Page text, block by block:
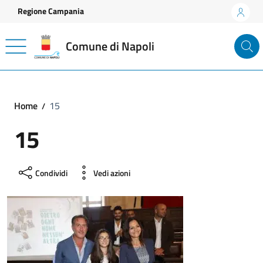
Vai ai contenuti
Vai al footer
Regione Campania
Comune di Napoli
Home 15
15
Condividi Vedi azioni